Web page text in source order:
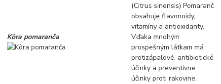
Kôra pomaranča
(Citrus sinensis) Pomaranč
obsahuje flavonoidy,
vitamíny a antioxidanty.
Vďaka mnohým
prospešným látkam má
protizápalové, antibiotické
účinky a preventívne
účinky proti rakovine.